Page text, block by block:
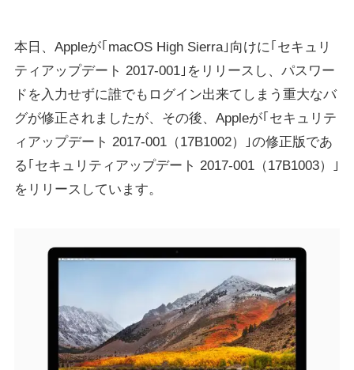
本日、Appleが｢macOS High Sierra｣向けに｢セキュリ
ティアップデート 2017-001｣をリリースし、パスワー
ドを入力せずに誰でもログイン出来てしまう重大なバ
グが修正されましたが、その後、Appleが｢セキュリテ
ィアップデート 2017-001（17B1002）｣の修正版であ
る｢セキュリティアップデート 2017-001（17B1003）｣
をリリースしています。